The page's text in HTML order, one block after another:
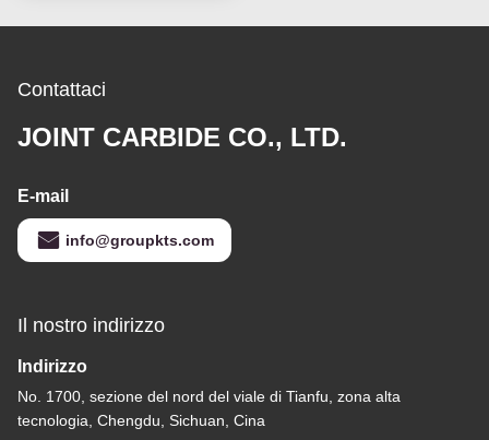
Contattaci
JOINT CARBIDE CO., LTD.
E-mail
info@groupkts.com
Il nostro indirizzo
Indirizzo
No. 1700, sezione del nord del viale di Tianfu, zona alta
tecnologia, Chengdu, Sichuan, Cina